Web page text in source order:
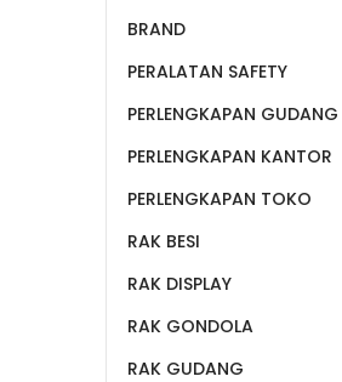
BRAND
PERALATAN SAFETY
PERLENGKAPAN GUDANG
PERLENGKAPAN KANTOR
PERLENGKAPAN TOKO
RAK BESI
RAK DISPLAY
RAK GONDOLA
RAK GUDANG